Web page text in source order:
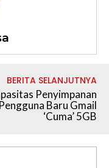
BERITA SELANJUTNYA
Penyimpanan
Pengguna Baru Gmail
‘Cuma’ 5GB